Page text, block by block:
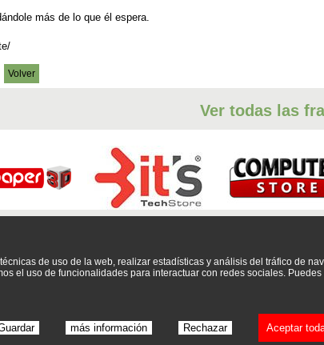
más de lo que él espera.
Volver
Ver todas las
y proveedores de inform�tica
de uso de la web, realizar estadísticas y análisis del tráfico de
el uso de funcionalidades para interactuar con redes sociales.
más información Rechazar Aceptar